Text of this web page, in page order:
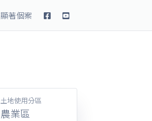
顯著個案
土地使用分區
農業區